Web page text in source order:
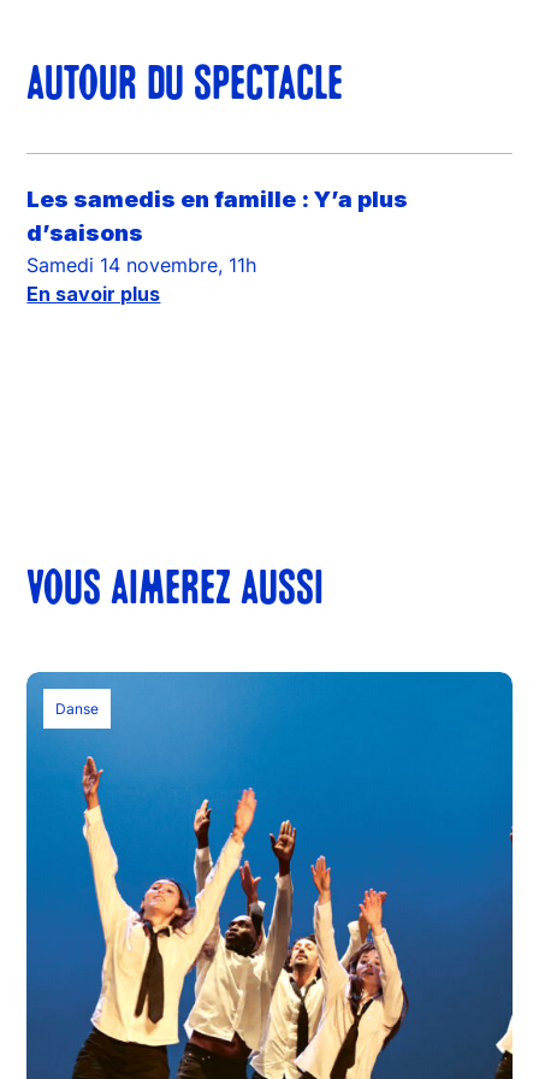
AUTOUR DU SPECTACLE
Les samedis en famille : Y’a plus
d’saisons
Samedi 14 novembre, 11h
En savoir plus
VOUS AIMEREZ AUSSI
Danse